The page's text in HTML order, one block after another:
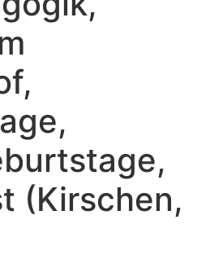
(Kirschen,